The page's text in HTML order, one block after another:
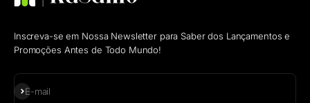
Inscreva-se em Nossa Newsletter para Saber dos Lançamentos e
Promoções Antes de Todo Mundo!
E-mail
Assinar